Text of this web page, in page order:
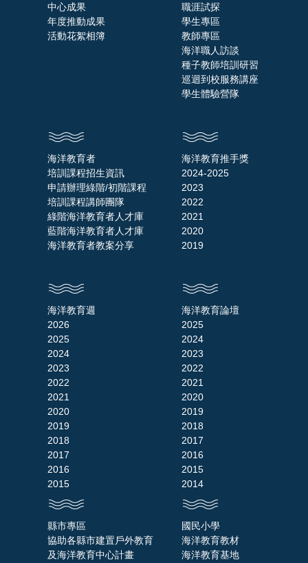
中心成果
年度推動成果
活動花絮相簿
職涯試探
學生專區
教師專區
海洋職人訪談
種子教師培訓研習
巡迴到校服務講座
學生體驗營隊
海洋教育者
培訓課程招生資訊
申請辦理綠階/初階課程
培訓課程講師團隊
綠階海洋教育者人才庫
藍階海洋教育者人才庫
海洋教育者教案分享
海洋教育推手獎
2024-2025
2023
2022
2021
2020
2019
海洋教育週
2026
2025
2024
2023
2022
2021
2020
2019
2018
2017
2016
2015
海洋教育論壇
2025
2024
2023
2022
2021
2020
2019
2018
2017
2016
2015
2014
縣市專區
協助各縣市建置戶外教育
及海洋教育中心計畫
國民小學
海洋教育教材
海洋教育基地